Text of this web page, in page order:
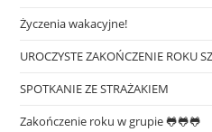
Życzenia wakacyjne!
UROCZYSTE ZAKOŃCZENIE ROKU
SPOTKANIE ZE STRAŻAKIEM
Zakończenie roku w grupie 🐸🐸🐸